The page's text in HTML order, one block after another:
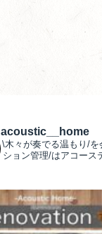
acoustic__home
\木々が奏でる温もり/
ション管理/はアコース